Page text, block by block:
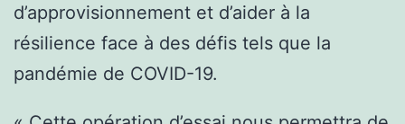
d’approvisionnement et d’aider à la
résilience face à des défis tels que la
pandémie de COVID-19.